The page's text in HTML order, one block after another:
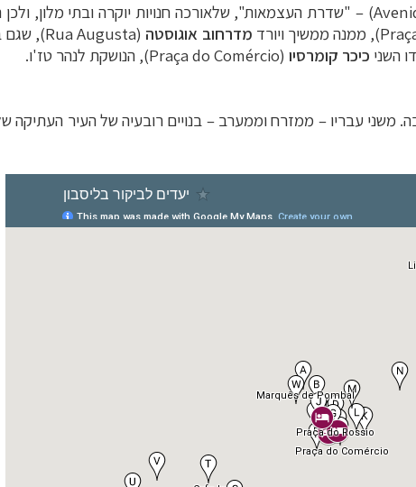
)
– "שדרת העצמאות", שלאורכה חנויות יוקרה ובתי מלון,
‏), ממנה ממשיך ויורד מדרחוב אוגוסטה (
Rua Augusta), שגם
השני כיכר קומרסיו (
Praça do Comércio‏), הנושקת לנהר טז'ו.
– בנויים רובעיה של העיר העתיקה